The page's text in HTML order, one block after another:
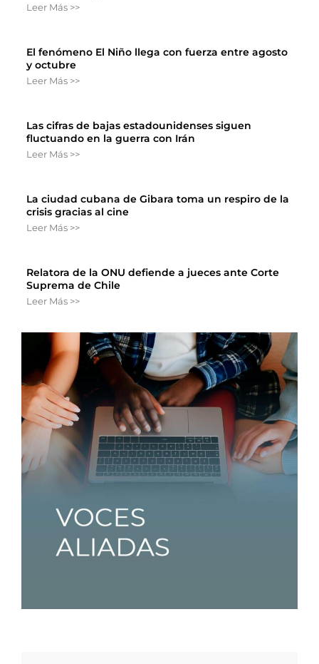
Leer Más >>
El fenómeno El Niño llega con fuerza entre agosto
y octubre
Leer Más >>
Las cifras de bajas estadounidenses siguen
fluctuando en la guerra con Irán
Leer Más >>
La ciudad cubana de Gibara toma un respiro de la
crisis gracias al cine
Leer Más >>
Relatora de la ONU defiende a jueces ante Corte
Suprema de Chile
Leer Más >>